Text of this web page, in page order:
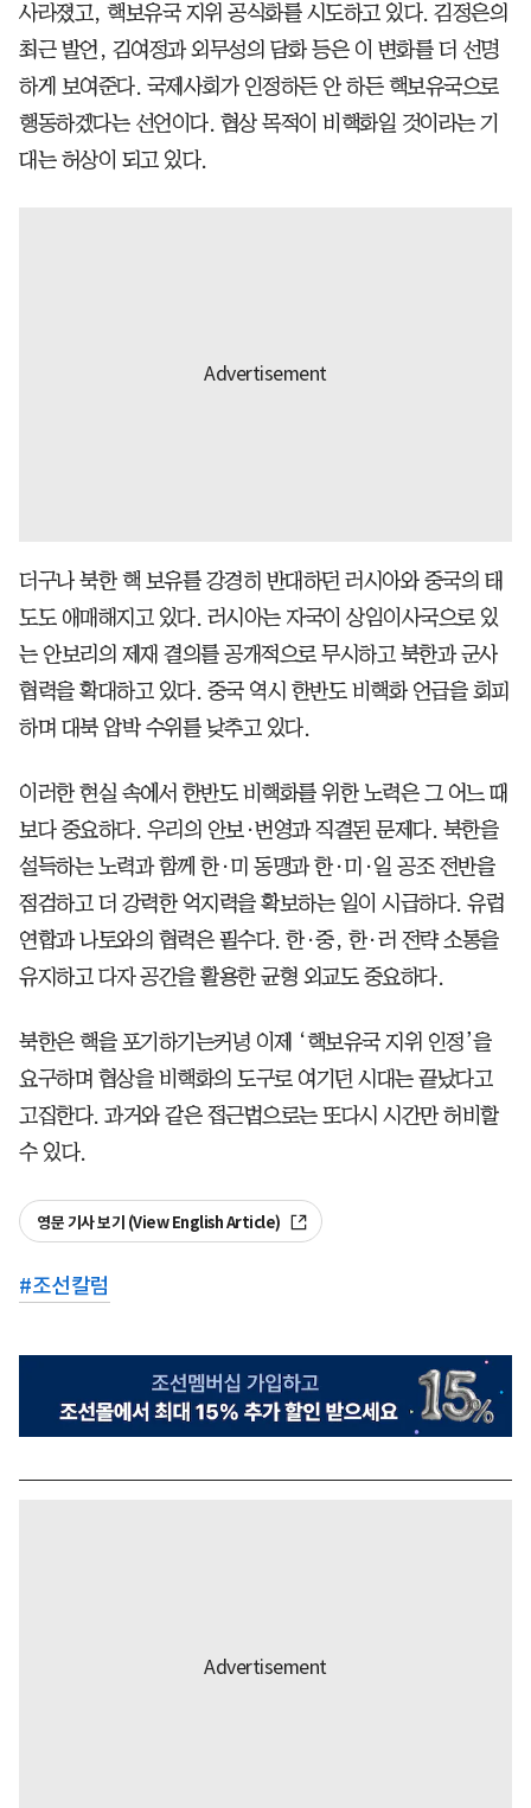
사라졌고, 핵보유국 지위 공식화를 시도하고 있다. 김정은의
최근 발언, 김여정과 외무성의 담화 등은 이 변화를 더 선명
하게 보여준다. 국제사회가 인정하든 안 하든 핵보유국으로
행동하겠다는 선언이다. 협상 목적이 비핵화일 것이라는 기
대는 허상이 되고 있다.
더구나 북한 핵 보유를 강경히 반대하던 러시아와 중국의 태
도도 애매해지고 있다. 러시아는 자국이 상임이사국으로 있
는 안보리의 제재 결의를 공개적으로 무시하고 북한과 군사
협력을 확대하고 있다. 중국 역시 한반도 비핵화 언급을 회피
하며 대북 압박 수위를 낮추고 있다.
이러한 현실 속에서 한반도 비핵화를 위한 노력은 그 어느 때
보다 중요하다. 우리의 안보·번영과 직결된 문제다. 북한을
설득하는 노력과 함께 한·미 동맹과 한·미·일 공조 전반을
점검하고 더 강력한 억지력을 확보하는 일이 시급하다. 유럽
연합과 나토와의 협력은 필수다. 한·중, 한·러 전략 소통을
유지하고 다자 공간을 활용한 균형 외교도 중요하다.
북한은 핵을 포기하기는커녕 이제 ‘핵보유국 지위 인정’을
요구하며 협상을 비핵화의 도구로 여기던 시대는 끝났다고
고집한다. 과거와 같은 접근법으로는 또다시 시간만 허비할
수 있다.
영문 기사 보기 (View English Article)
#조선칼럼